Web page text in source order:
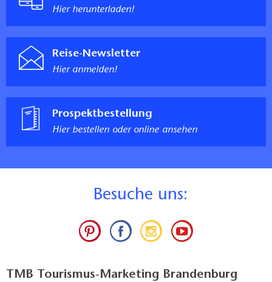
Hier herunterladen!
Reise-Newsletter
Hier anmelden!
Prospektbestellung
Hier bestellen oder online ansehen
Besuche uns:
TMB Tourismus-Marketing Brandenburg